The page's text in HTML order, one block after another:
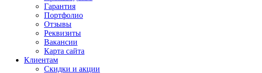
Гарантия
Портфолио
Отзывы
Реквизиты
Вакансии
Карта сайта
Клиентам
Скидки и акции